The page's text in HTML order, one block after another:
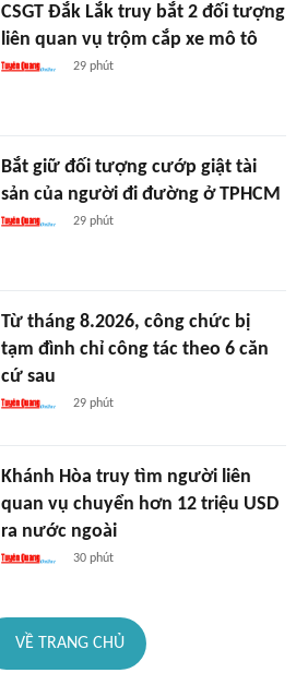
CSGT Đắk Lắk truy bắt 2 đối tượng
liên quan vụ trộm cắp xe mô tô
29 phút
Bắt giữ đối tượng cướp giật tài
sản của người đi đường ở TPHCM
29 phút
Từ tháng 8.2026, công chức bị
tạm đình chỉ công tác theo 6 căn
cứ sau
29 phút
Khánh Hòa truy tìm người liên
quan vụ chuyển hơn 12 triệu USD
ra nước ngoài
30 phút
VỀ TRANG CHỦ